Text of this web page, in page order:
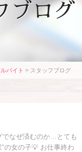
ブログ
バイト > スタッフブログ
でなぜ済むのか…とても
の女の子💡 お仕事終わ